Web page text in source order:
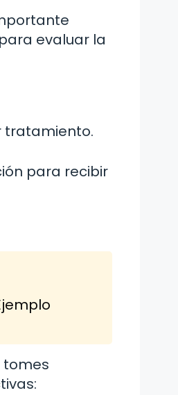
evaluar la
tratamiento.
para recibir
tomes